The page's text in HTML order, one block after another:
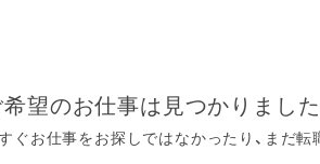
希望のお仕事は見つかりました
ぐお仕事をお探しではなかったり、まだ